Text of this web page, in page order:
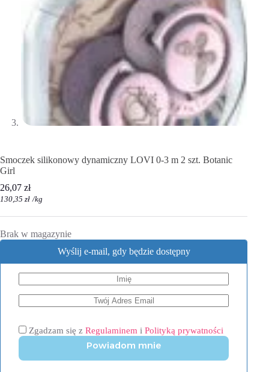
Smoczek silikonowy dynamiczny LOVI 0-3 m 2 szt. Botanic
Girl
26,07 zł
130,35 zł /kg
Brak w magazynie
Wyślij e-mail, gdy będzie dostępny
Zgadzam się z Regulaminem i Polityką prywatności
Powiadom mnie